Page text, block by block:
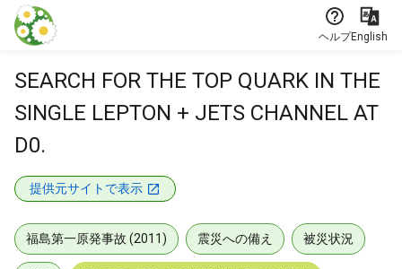
本文に飛ぶ
ヘルプEnglish
SEARCH FOR THE TOP QUARK IN THE
SINGLE LEPTON + JETS CHANNEL AT
D0.
提供元サイトで表示
福島第一原発事故 (2011) 震災への備え 被災状況